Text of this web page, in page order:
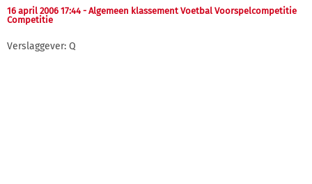
16 april 2006 17:44 - Algemeen klassement Voetbal Voorspelcompetitie
Competitie
Verslaggever: Q